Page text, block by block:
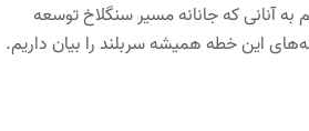
آنانی که جانانه مسیر سنگلاخ توسعه
این خطه همیشه سربلند را بیان داریم.